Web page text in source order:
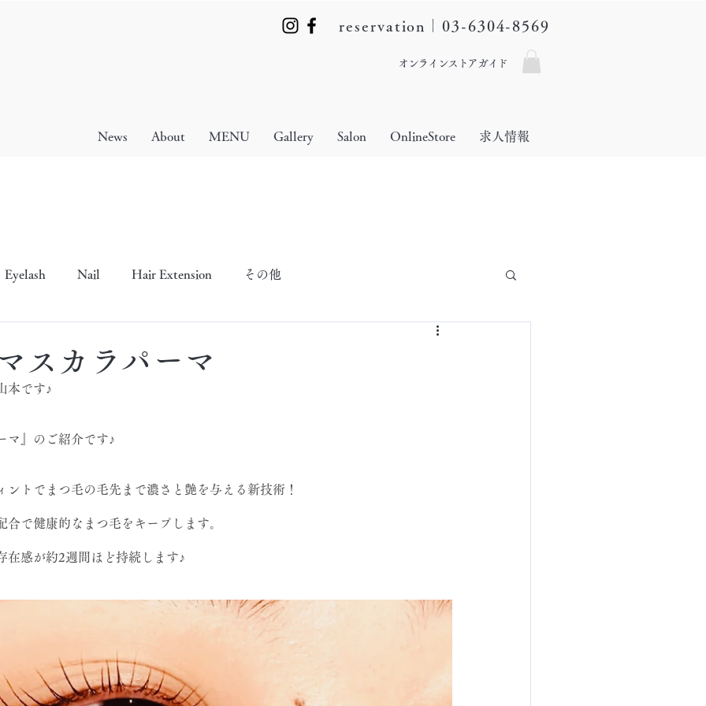
reservation｜03-6304-8569
オンラインストアガイド
News About MENU Gallery Salon OnlineStore 求人情報
Eyelash Nail Hair Extension その他
スカラパーマ
本です♪
マ』のご紹介です♪
ントでまつ毛の毛先まで濃さと艶を与える新技術！
合で健康的なまつ毛をキープします。
在感が約2週間ほど持続します♪